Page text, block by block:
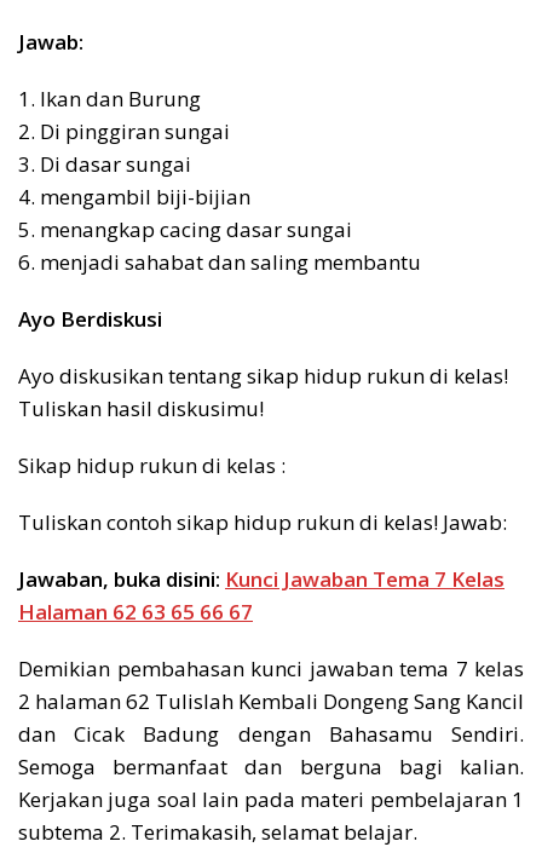
Jawab:
1. Ikan dan Burung
2. Di pinggiran sungai
3. Di dasar sungai
4. mengambil biji-bijian
5. menangkap cacing dasar sungai
6. menjadi sahabat dan saling membantu
Ayo Berdiskusi
Ayo diskusikan tentang sikap hidup rukun di kelas!
Tuliskan hasil diskusimu!
Sikap hidup rukun di kelas :
Tuliskan contoh sikap hidup rukun di kelas! Jawab:
Jawaban, buka disini: Kunci Jawaban Tema 7 Kelas
Halaman 62 63 65 66 67
Demikian pembahasan kunci jawaban tema 7 kelas
2 halaman 62 Tulislah Kembali Dongeng Sang Kancil
dan Cicak Badung dengan Bahasamu Sendiri.
Semoga bermanfaat dan berguna bagi kalian.
Kerjakan juga soal lain pada materi pembelajaran 1
subtema 2. Terimakasih, selamat belajar.